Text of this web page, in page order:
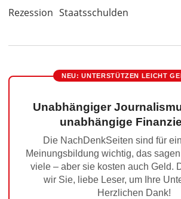
Rezession Staatsschulden
NEU: UNTERSTÜTZEN LEICHT
Unabhängiger
unabhängige
Die NachDenkSeiten sind für
Meinungsbildung wichtig, das
viele – aber sie kosten auch Geld.
wir Sie, liebe Leser, um Ihre
Herzlichen Dank!